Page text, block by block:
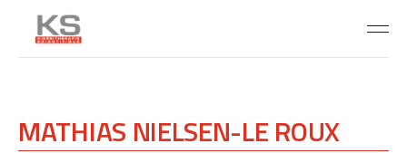
MATHIAS NIELSEN-LE ROUX